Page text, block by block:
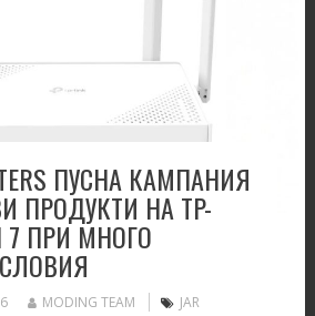
ПУСНА КАМПАНИЯ
ПРОДУКТИ НА TP-
7 ПРИ МНОГО
MODING TEAM
JAR